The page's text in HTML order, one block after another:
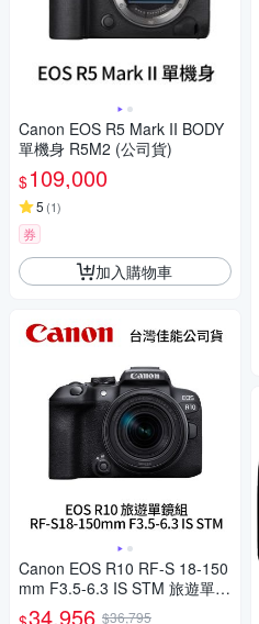
Canon EOS R5 Mark II BODY
單機身 R5M2 (公司貨)
$109,000
5 (1)
券
加入購物車
Canon EOS R10 RF-S 18-150
mm F3.5-6.3 IS STM 旅遊單鏡
組 (公司貨)
34,956 $36,795